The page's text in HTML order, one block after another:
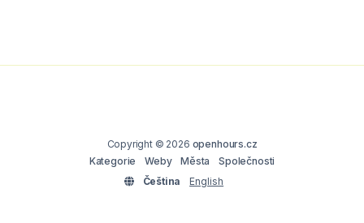
Copyright © 2026 openhours.cz
Kategorie
Weby Města
Společnosti
Čeština
English